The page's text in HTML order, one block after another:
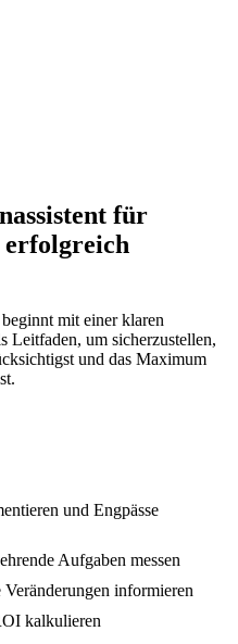
für
erfolgreich
mit einer klaren
Leitfaden, um sicherzustellen,
und das Maximum
und Engpässe
Aufgaben messen
informieren
kalkulieren